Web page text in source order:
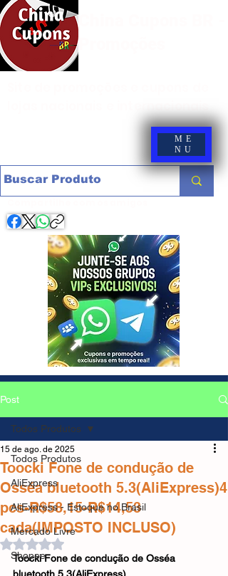
ME
NU
Post
Todos Produtos
AliExpress
AliExpress - Estoque no Brasil
Mercado Livre
Shopee
Todos Produtos
Toocki Fone de condução de
Osséa bluetooth 5.3(AliExpress)4
pcs-R$58,15-R$14,53
cada(IMPOSTO INCLUSO)
15 de ago. de 2025
Avaliado com NaN de 5 estrelas.
Toocki Fone de condução de Osséa